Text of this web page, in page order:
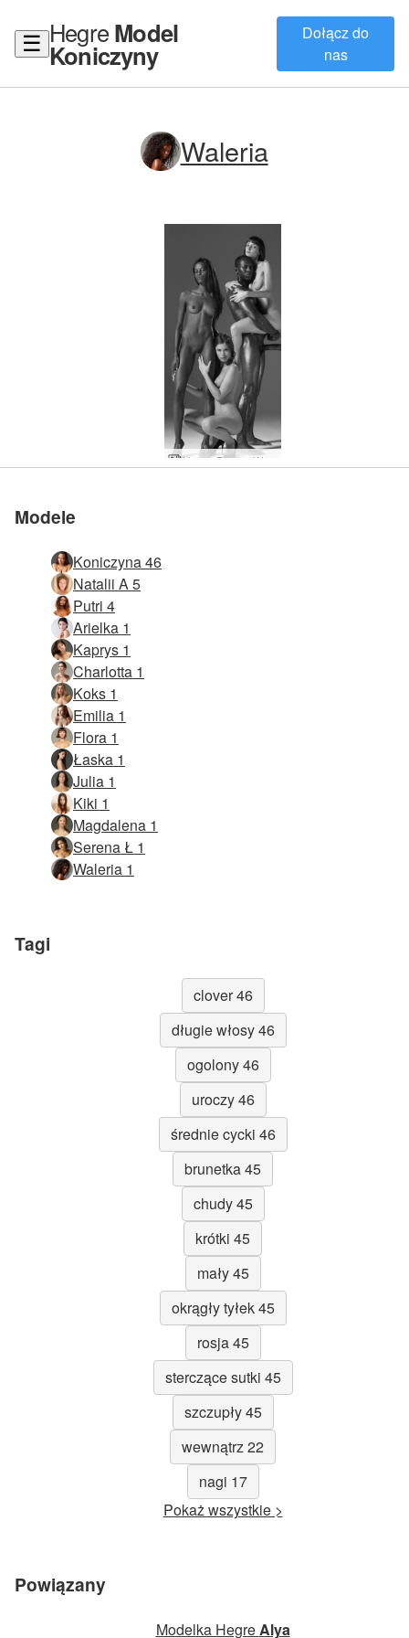
☰ HegreModel
Koniczyny
Dołącz do
nas
Waleria
Hegre Dream World
Modele
Koniczyna 46
Natalii A 5
Putri 4
Arielka 1
Kaprys 1
Charlotta 1
Koks 1
Emilia 1
Flora 1
Łaska 1
Julia 1
Kiki 1
Magdalena 1
Serena Ł 1
Waleria 1
Tagi
clover 46
długie włosy 46
ogolony 46
uroczy 46
średnie cycki 46
brunetka 45
chudy 45
krótki 45
mały 45
okrągły tyłek 45
rosja 45
sterczące sutki 45
szczupły 45
wewnątrz 22
nagi 17
Pokaż wszystkie >
Powiązany
Modelka HegreAlya